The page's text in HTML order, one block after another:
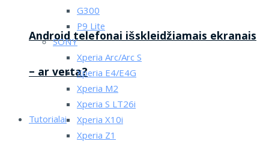
Android telefonai išskleidžiamais ekranais
– ar verta?
Tutorialai
G300
P9 Lite
SONY
Xperia Arc/Arc S
Xperia E4/E4G
Xperia M2
Xperia S LT26i
Xperia X10i
Xperia Z1